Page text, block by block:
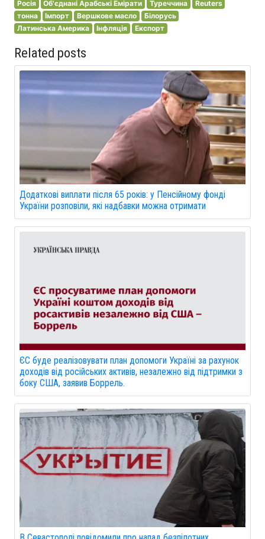
Росія Об'єднані Арабські Емірати Туреччина
Reuters
тонна
Імпорт Вершкове масло
Білорусь
Латинська Америка
Інфляція Експорт
Related posts
Додаткові виплати після 65 років: у Пенсійному фонді
України розповіли, які надбавки можна отримати
ЄС буде реалізовувати план допомоги Україні за рахунок
доходів від російських активів, незалежно від підтримки з
боку США, заявив Боррель.